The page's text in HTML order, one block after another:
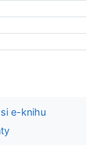
e-knihu